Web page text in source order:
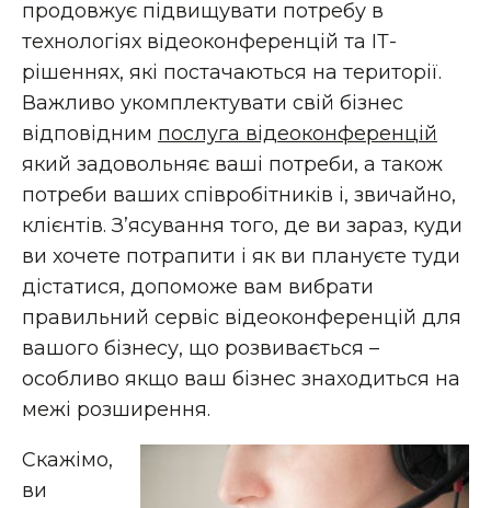
продовжує підвищувати потребу в
технологіях відеоконференцій та ІТ-
рішеннях, які постачаються на території.
Важливо укомплектувати свій бізнес
відповідним послуга відеоконференцій
який задовольняє ваші потреби, а також
потреби ваших співробітників і, звичайно,
клієнтів. З’ясування того, де ви зараз, куди
ви хочете потрапити і як ви плануєте туди
дістатися, допоможе вам вибрати
правильний сервіс відеоконференцій для
вашого бізнесу, що розвивається –
особливо якщо ваш бізнес знаходиться на
межі розширення.
Скажімо,
ви